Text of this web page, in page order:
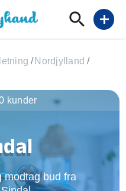
add
/ Nordjylland /
modtag bud fra
kunder